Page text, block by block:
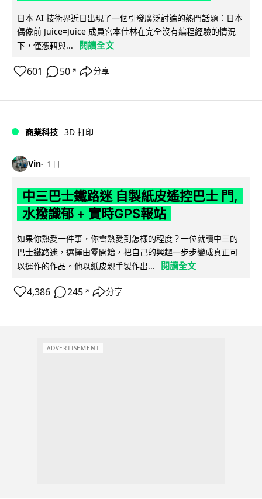
日本 AI 技術界近日出現了一個引發廣泛討論的熱門話題：日本
偶像前 Juice=Juice 成員宮本佳林在完全沒有編程經驗的情況
下，僅憑藉與...
閱讀全文
601 50 ↗ 分享
商業科技 3D 打印
Vin 1 日
中三巴士鐵路迷 自製紙皮遙控巴士 門,
水撥識郁 + 實時GPS報站
如果你熱愛一件事，你會熱愛到怎樣的程度？一位就讀中三的
巴士鐵路迷，選擇由零開始，把自己的興趣一步步變成真正可
以運作的作品。他以紙皮親手製作出...
閱讀全文
4,386 245 ↗ 分享
ADVERTISEMENT